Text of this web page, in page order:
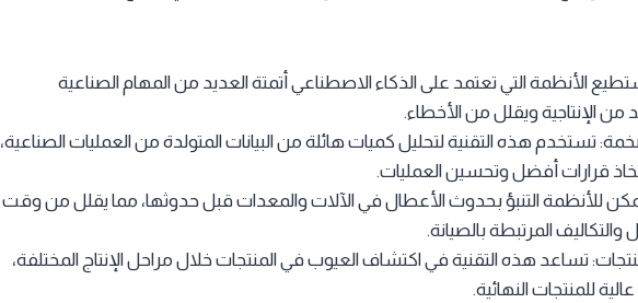
الأنظمة التي تعتمد على الذكاء الاصطناعي أتمتة العديد من المهام الصناعية
من الإنتاجية ويقلل من الأخطاء.
تستخدم هذه التقنية لتحليل كميات هائلة من البيانات المتولدة من العمليات الصناعية،
قرارات أفضل وتحسين العمليات.
يمكن للأنظمة التنبؤ بحدوث الأعطال في الآلات والمعدات قبل حدوثها، مما يقلل من وقت
المرتبطة بالصيانة.
تساعد هذه التقنية في اكتشاف العيوب في المنتجات خلال مراحل الإنتاج المختلفة،
للمنتجات النهائية.